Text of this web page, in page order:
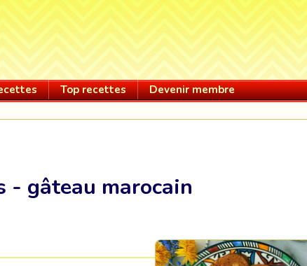
Top recettes Devenir membre
- gâteau marocain